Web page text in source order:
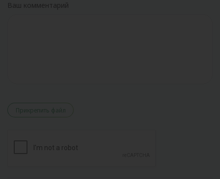
Ваш комментарий
Прикрепить файл